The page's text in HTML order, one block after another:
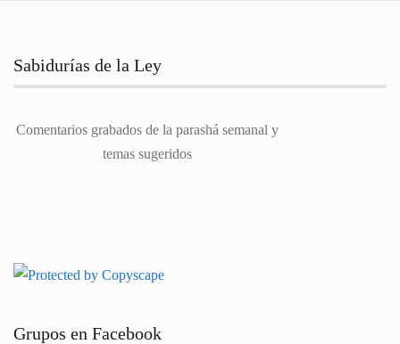
Sabidurías de la Ley
Comentarios grabados de la parashá semanal y
temas sugeridos
Grupos en Facebook